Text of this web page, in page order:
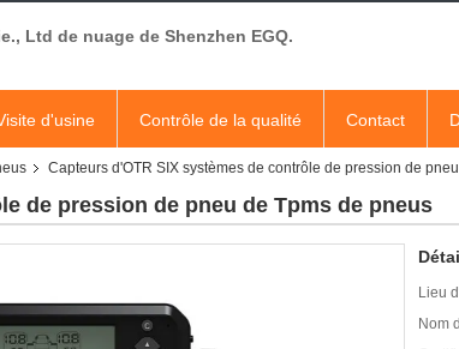
Ltd de nuage de Shenzhen EGQ.
d'usine Contrôle de la qualité Contact
Capteurs d'OTR SIX systèmes de contrôle de pression de
de pression de pneu de Tpms de pneus
Lieu
Nom